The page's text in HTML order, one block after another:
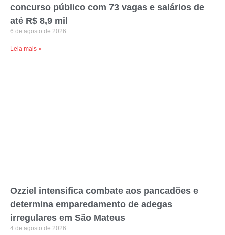
concurso público com 73 vagas e salários de
até R$ 8,9 mil
6 de agosto de 2026
Leia mais »
Ozziel intensifica combate aos pancadões e
determina emparedamento de adegas
irregulares em São Mateus
4 de agosto de 2026